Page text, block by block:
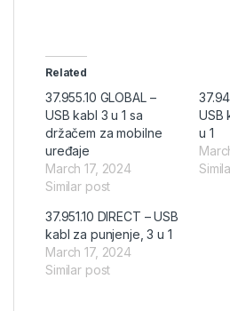
Related
37.955.10 GLOBAL –
USB kabl 3 u 1 sa
držačem za mobilne
uređaje
March 17, 2024
Similar post
USB
u 1
37.951.10 DIRECT – USB
kabl za punjenje, 3 u 1
March 17, 2024
Similar post